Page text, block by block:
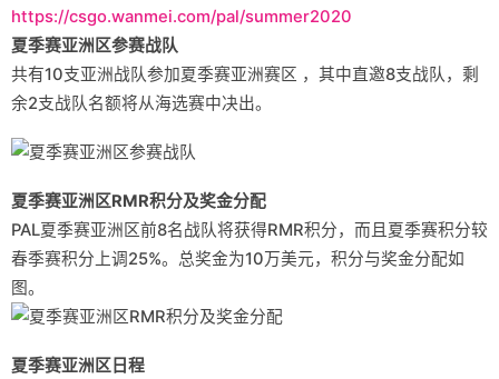
https://csgo.wanmei.com/pal/summer2020
夏季赛亚洲区参赛战队
共有10支亚洲战队参加夏季赛亚洲赛区 ，其中直邀8支战队，剩
余2支战队名额将从海选赛中决出。
夏季赛亚洲区RMR积分及奖金分配
PAL夏季赛亚洲区前8名战队将获得RMR积分，而且夏季赛积分较
春季赛积分上调25%。总奖金为10万美元，积分与奖金分配如
图。
夏季赛亚洲区日程